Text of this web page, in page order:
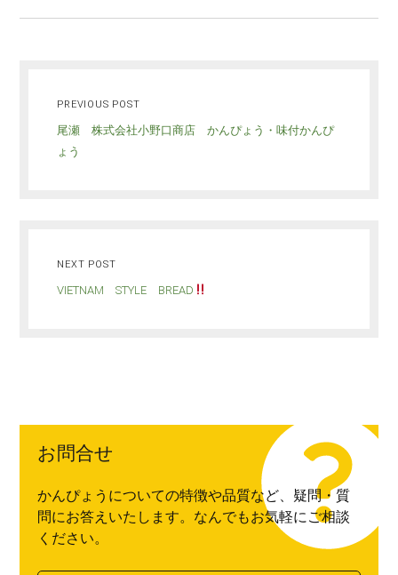
PREVIOUS POST
尾瀬 株式会社小野口商店 かんぴょう・味付かんぴ
ょう
NEXT POST
VIETNAM STYLE BREAD
お問合せ
かんぴょうについての特徴や品質など、疑問・質
問にお答えいたします。なんでもお気軽にご相談
ください。